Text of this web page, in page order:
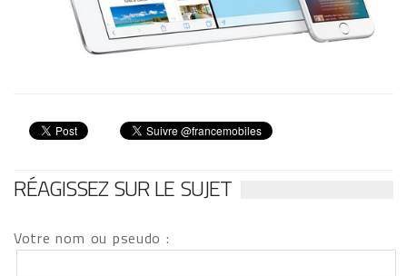
RÉAGISSEZ SUR LE SUJET
Votre nom ou pseudo :